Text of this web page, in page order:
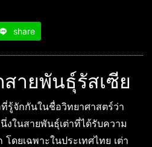
share
ายพันธุ์รัสเซีย
รู้จักกันในชื่อวิทยาศาสตร์ว่า
งในสายพันธุ์เต่าที่ได้รับความ
ดยเฉพาะในประเทศไทย เต่า